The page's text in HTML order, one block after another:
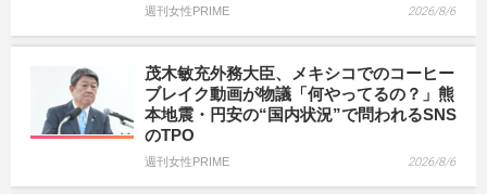
週刊女性PRIME 2026/8/6
茂木敏充外務大臣、メキシコでのコーヒー
ブレイク動画が物議「何やってるの？」熊
本地震・円安の“国内状況”で問われるSNS
のTPO
週刊女性PRIME 2026/8/6